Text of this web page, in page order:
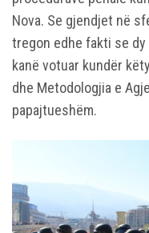
Nova. Se gjendjet në
tregon edhe fakti se
kanë votuar kundër
dhe Metodologjia e
papajtueshëm.